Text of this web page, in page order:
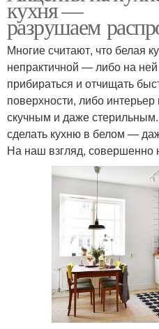
кухня —
разрушаем
Многие считают, что белая
непрактичной — либо на
прибираться и отчищать
поверхности, либо
скучным и даже
сделать кухню в белом —
На наш взгляд, совершенно